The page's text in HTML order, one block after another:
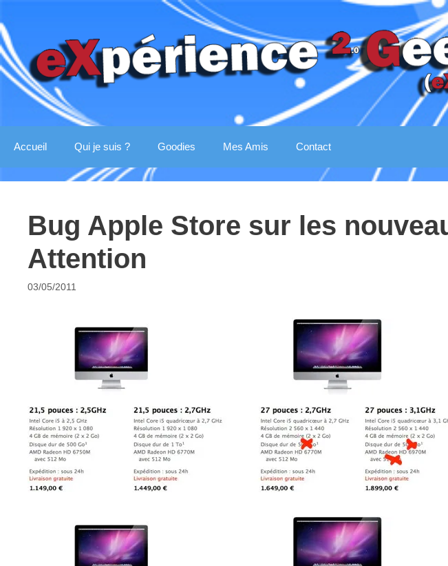
au
contenu
Accueil Qui je suis ? Goodies Mes Amis Contact
Bug Apple Store sur les
Attention
03/05/2011